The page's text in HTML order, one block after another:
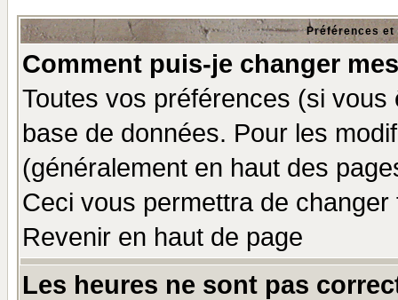
Préférences
Comment puis-je changer
Toutes vos préférences (si
base de données. Pour les
(généralement en haut des
Ceci vous permettra de
Revenir en haut de page
Les heures ne sont pas